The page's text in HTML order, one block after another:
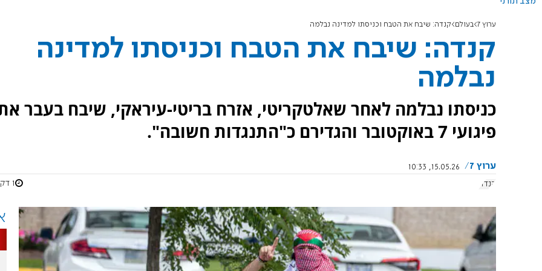
ערוץ 7 בעולם קנדה: שיבח את הטבח וכניסתו למדינה נבלמה
קנדה: שיבח את הטבח וכניסתו למדינה
נבלמה
כניסתו נבלמה לאחר שאלטקריטי, אזרח בריטי-עיראקי, שיבח בעבר
פיגועי 7 באוקטובר והגדירם כ"התנגדות חשובה".
ערוץ 7
15.05.26, 10:33
קנדה
1 דקות